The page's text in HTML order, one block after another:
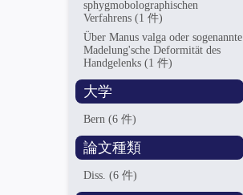
sphygmobolographischen
Verfahrens(1 件)
Über Manus valga oder sogenannte
Madelung'sche Deformität des
Handgelenks(1 件)
大学
Bern(6 件)
論文種類
Diss.(6 件)